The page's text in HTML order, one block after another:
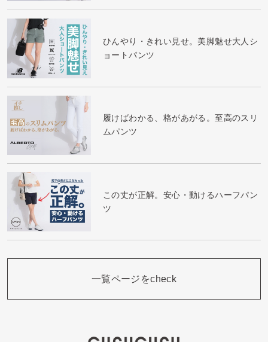
ひんやり・きれい見せ。美脚魅せ大人シ
ョートパンツ
履けばわかる、格があがる。至高のスリ
ムパンツ
この丈が正解。安心・動けるハーフパン
ツ
一覧ページをcheck